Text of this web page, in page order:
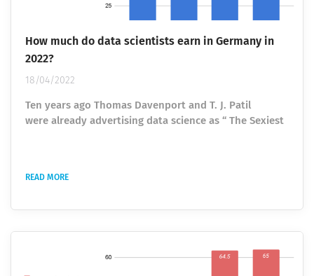
How much do data scientists earn in Germany in
2022?
18/04/2022
Ten years ago Thomas Davenport and T. J. Patil
were already advertising data science as “ The Sexiest
driven insights. Over the last 10 years, more
data analytics and data science tools. At the same
time, they need skilled people to...
READ MORE